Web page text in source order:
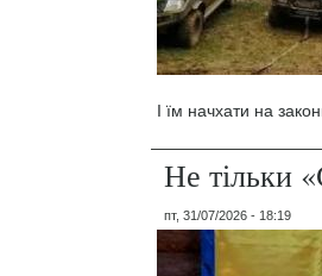
І їм начхати на
Не тільки
пт, 31/07/2026 - 18:19